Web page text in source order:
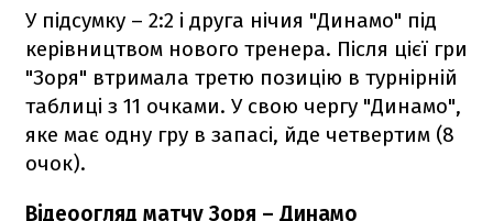
У підсумку – 2:2 і друга нічия "Динамо" під
керівництвом нового тренера. Після цієї гри
"Зоря" втримала третю позицію в турнірній
таблиці з 11 очками. У свою чергу "Динамо",
яке має одну гру в запасі, йде четвертим (8
очок).
Відеоогляд матчу Зоря – Динамо